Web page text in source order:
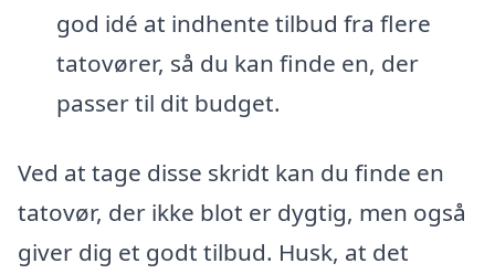
god idé at indhente tilbud fra flere
tatovører, så du kan finde en, der
passer til dit budget.
Ved at tage disse skridt kan du finde en
tatovør, der ikke blot er dygtig, men også
giver dig et godt tilbud. Husk, at det